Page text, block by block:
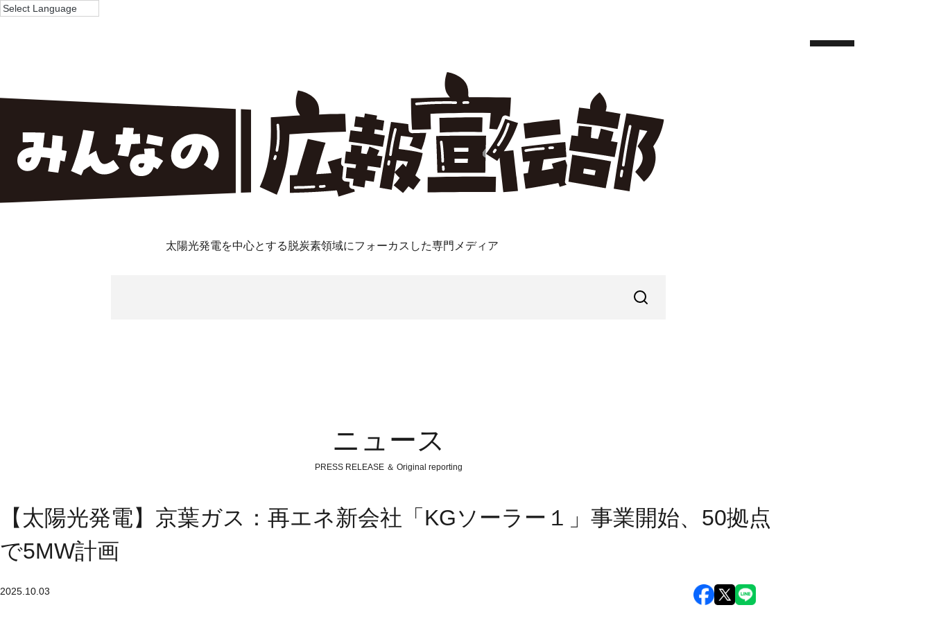
太陽光発電を中心とする脱炭素領域にフォーカスした専門メディア
ニュース
PRESS RELEASE ＆ Original reporting
【太陽光発電】京葉ガス：再エネ新会社「KGソーラー１」事業開始、50拠点
で5MW計画
2025.10.03